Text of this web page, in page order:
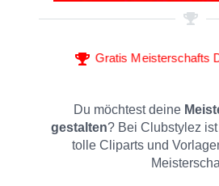
Gratis Meisterschafts
Du möchtest deine
gestalten? Bei Clubstylez
tolle Cliparts und